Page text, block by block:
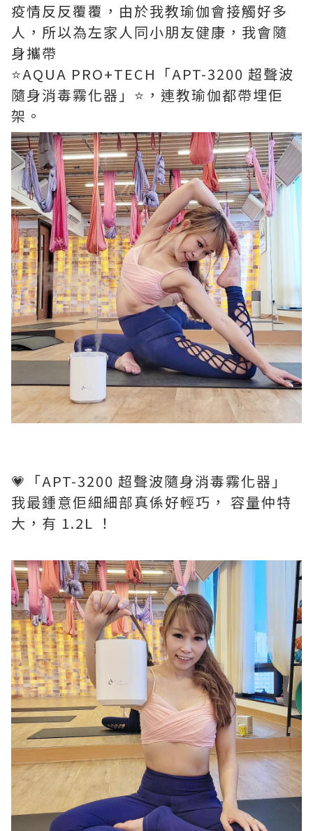
疫情反反覆覆，由於我教瑜伽會接觸好多
人，所以為左家人同小朋友健康，我會隨
身攜帶
⭐️AQUA PRO+TECH「APT-3200 超聲波
隨身消毒霧化器」⭐️，連教瑜伽都帶埋佢
架。
💗「APT-3200 超聲波隨身消毒霧化器」
我最鍾意佢細細部真係好輕巧， 容量仲特
大，有 1.2L ！